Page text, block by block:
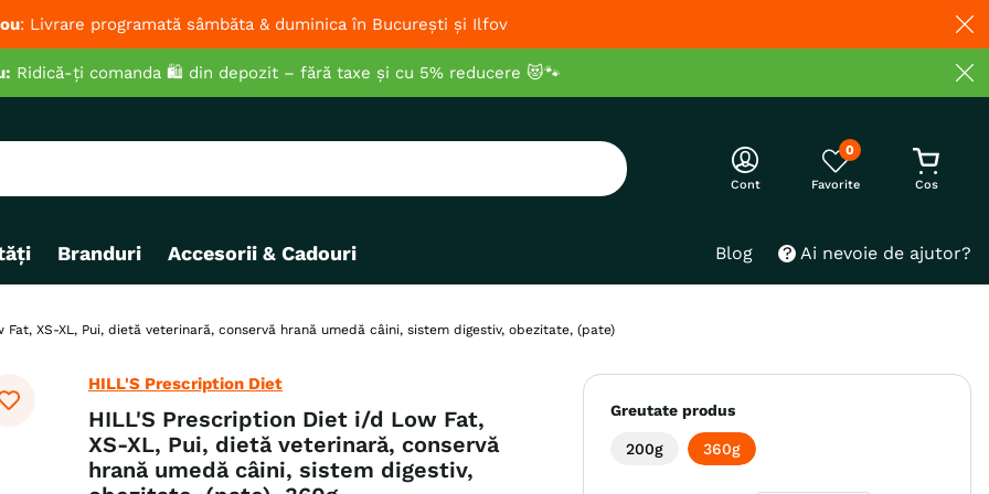
: Livrare programată sâmbăta & duminica în București și Ilfov
Ridică-ți comanda 🛍️ din depozit – fără taxe și cu 5% reducere 😻🐾
Cont
0
Branduri Accesorii & Cadouri Blog Ai nevoie de ajutor?
XS-XL, Pui, dietă veterinară, conservă hrană umedă câini, sistem digestiv, obezitate, (pate)
HILL'S Prescription Diet
HILL'S Prescription Diet i/d Low Fat,
XS-XL, Pui, dietă veterinară, conservă
hrană umedă câini, sistem digestiv,
Greutate produs
200g 360g